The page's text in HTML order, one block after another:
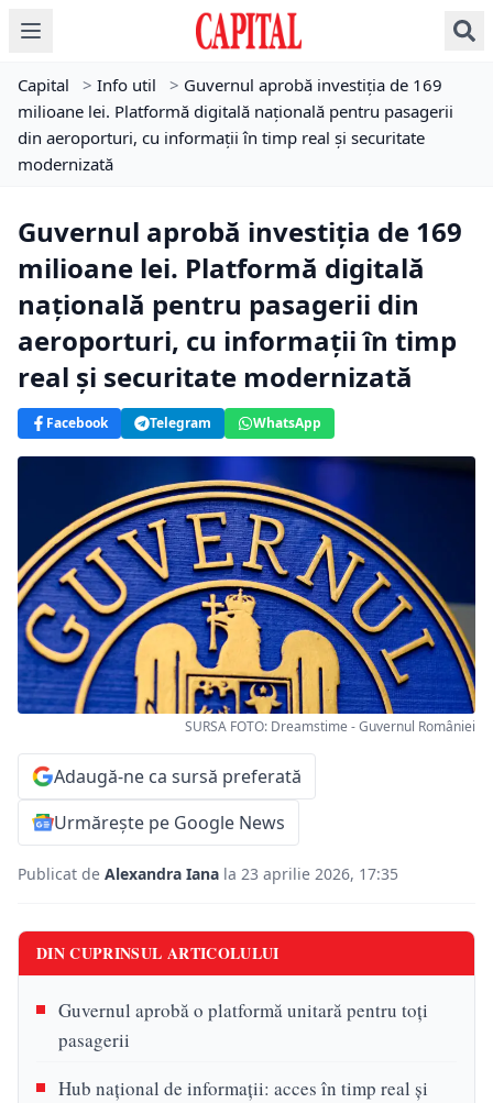
Capital > Info util > Guvernul aprobă investiția de 169
milioane lei. Platformă digitală națională pentru pasagerii
din aeroporturi, cu informații în timp real și securitate
modernizată
Guvernul aprobă investiția de 169
milioane lei. Platformă digitală
națională pentru pasagerii din
aeroporturi, cu informații în timp
real și securitate modernizată
Facebook Telegram WhatsApp
SURSA FOTO: Dreamstime - Guvernul României
Adaugă-ne ca sursă preferată
Urmărește pe Google News
Publicat de Alexandra Iana la 23 aprilie 2026, 17:35
DIN CUPRINSUL ARTICOLULUI
Guvernul aprobă o platformă unitară pentru toți
pasagerii
Hub național de informații: acces în timp real și